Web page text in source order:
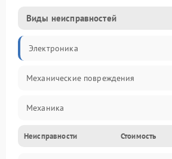
Виды неисправностей
Электроника
Механические повреждения
Механика
Электропитание
Неисправности Стоимость